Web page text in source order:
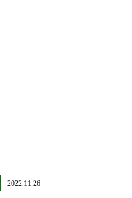
2022.11.26